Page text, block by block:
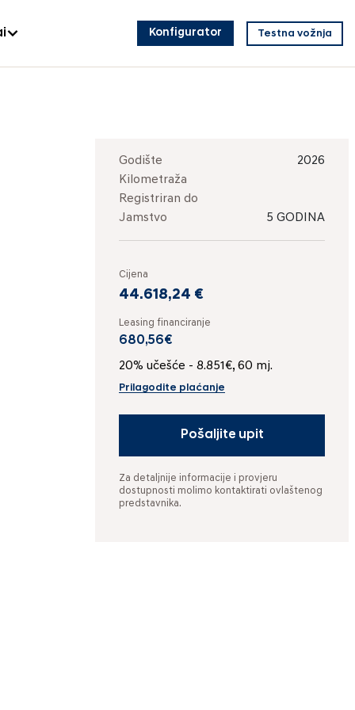
Konfigurator Testna vožnja
Godište
2026
Kilometraža
Registriran do
Jamstvo
5 GODINA
Cijena
44.618,24 €
Leasing financiranje
680,56€
20% učešće - 8.851€, 60 mj.
Prilagodite plaćanje
Pošaljite upit
Za detaljnije informacije i provjeru
dostupnosti molimo kontaktirati ovlaštenog
predstavnika.